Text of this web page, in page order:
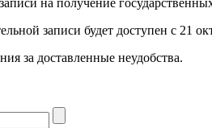
на получение
записи будет доступен с 21
за доставленные неудобства.